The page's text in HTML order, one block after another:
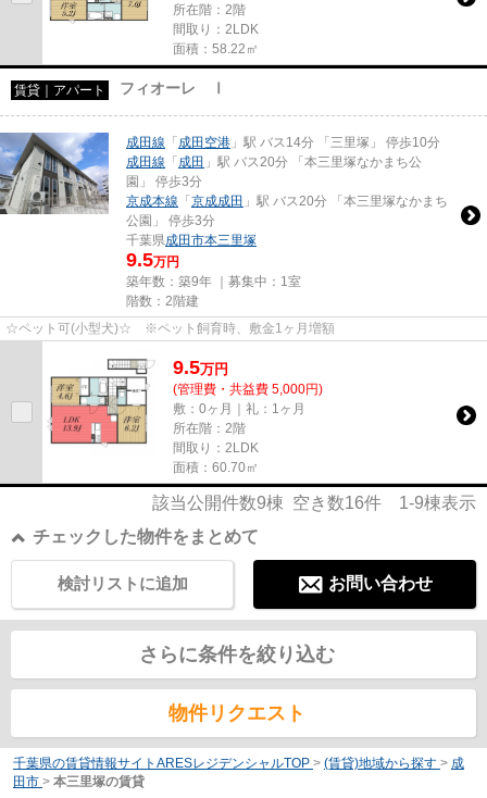
所在階：2階
間取り：2LDK
面積：58.22㎡
賃貸｜アパート フィオーレ Ⅰ
成田線 「成田空港 」駅 バス14分 「三里塚」 停歩10分
成田線 「成田 」駅 バス20分 「本三里塚なかまち公
園」 停歩3分
京成本線 「京成成田 」駅 バス20分 「本三里塚なかまち
公園」 停歩3分
千葉県成田市本三里塚
9.5万円
築年数：築9年 ｜募集中： 1室
階数：2階建
☆ペット可(小型犬)☆ ※ペット飼育時、敷金1ヶ月増額
9.5万円
(管理費・共益費 5,000円)
敷：0ヶ月｜礼：1ヶ月
所在階：2階
間取り：2LDK
面積：60.70㎡
該当公開件数9棟 空き数16件 1-9棟表示
チェックした物件をまとめて
お問い合わせ
検討リストに追加
さらに条件を絞り込む
物件リクエスト
千葉県の賃貸情報サイトARESレジデンシャルTOP > (賃貸)地域から探す > 成
田市 > 本三里塚の賃貸